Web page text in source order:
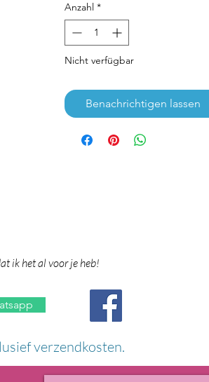
Anzahl *
Nicht verfügbar
Benachrichtigen lassen
ik het al voor je heb!
verzendkosten.